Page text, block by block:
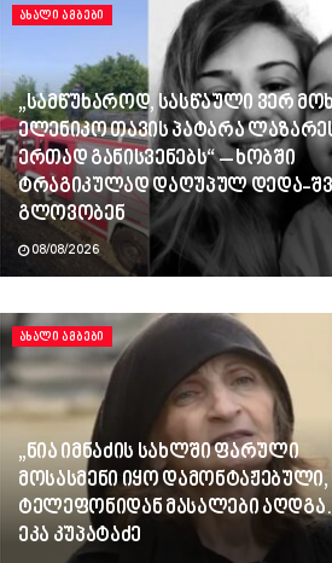
ᲐᲮᲐᲚᲘ ᲐᲛᲑᲔᲑᲘ
„სამწუხაროდ, სასწაული ვერ
ელენიკო თავის პატარა
ერთად განისვენებს“ – ხობში
ტრაგიკულად დაღუპულ დედა-
გლოვობენ
08/08/2026
ᲐᲮᲐᲚᲘ ᲐᲛᲑᲔᲑᲘ
„ნია იმნაძის სახლში ფარული
მოსასმენი იყო დამონტაჟებული,
ტელეფონიდან მასალები
ეკა კუპატაძე